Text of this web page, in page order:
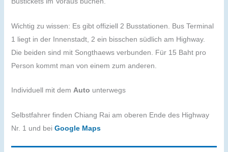
Wichtig zu wissen: Es gibt offiziell 2 Busstationen. Bus Terminal
1 liegt in der Innenstadt, 2 ein bisschen südlich am Highway.
Die beiden sind mit Songthaews verbunden. Für 15 Baht pro
Person kommt man von einem zum anderen.
Individuell mit dem Auto unterwegs
Selbstfahrer finden Chiang Rai am oberen Ende des Highway
Nr. 1 und bei Google Maps